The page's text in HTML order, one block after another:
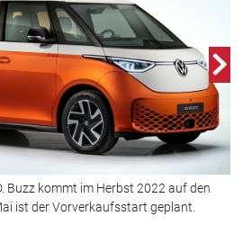
Buzz kommt im Herbst 2022 auf den
ist der Vorverkaufsstart geplant.